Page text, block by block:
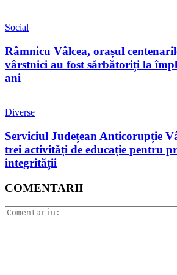
Social
Râmnicu Vâlcea, orașul
vârstnici au fost sărbătoriți la
ani
Diverse
Serviciul Județean Anticorupție
trei activități de educație pentru
integrității
COMENTARII